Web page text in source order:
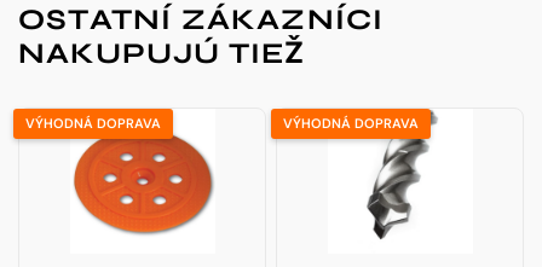
OSTATNÍ ZÁKAZNÍCI
NAKUPUJÚ TIEŽ
VÝHODNÁ DOPRAVA VÝHODNÁ DOPRAVA